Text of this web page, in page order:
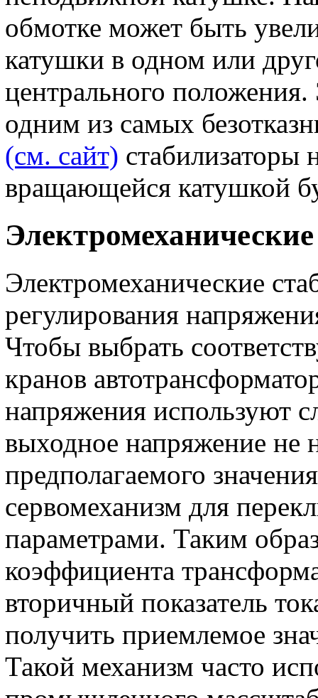
обмотке может быть
катушки в одном или
центрального положения.
одним из самых
(см. сайт) стабилизаторы
вращающейся катушкой
Электромеханические
Электромеханические
регулирования
Чтобы выбрать
кранов
напряжения используют
выходное напряжение не
предполагаемого
сервомеханизм для
параметрами. Таким
коэффициента
вторичный показатель
получить приемлемое
Такой механизм часто